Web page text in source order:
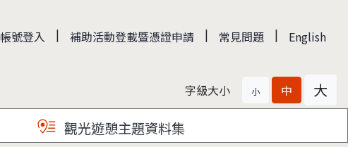
帳號登入 | 補助活動登載暨憑證申請 | 常見問題 | English
字級大小 小 中 大
觀光遊憩主題資料集